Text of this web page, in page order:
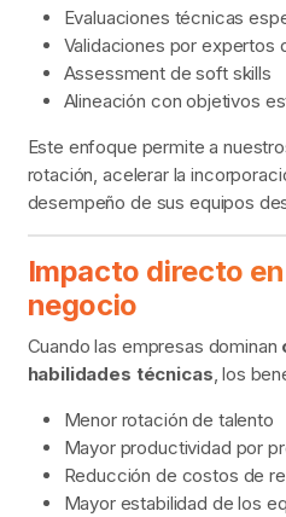
Evaluaciones técnicas
Validaciones por expertos
Assessment de soft skills
Alineación con objetivos
Este enfoque permite a
rotación, acelerar la
desempeño de sus equipos
Impacto directo
negocio
Cuando las empresas dominan
habilidades técnicas, los
Menor rotación de talento
Mayor productividad por
Reducción de costos de
Mayor estabilidad de los